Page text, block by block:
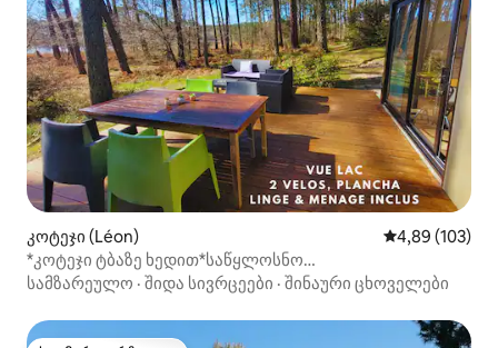
კოტეჯი (Léon) საშუალო
4,89 (103)
*კოტეჯი ტბაზე ხედით*საწყლოსნო
კომპლექსი*ბუნება*2 ველოსიპედი
სამზარეულო · შიდა სივრცეები · შინაური ცხოველები